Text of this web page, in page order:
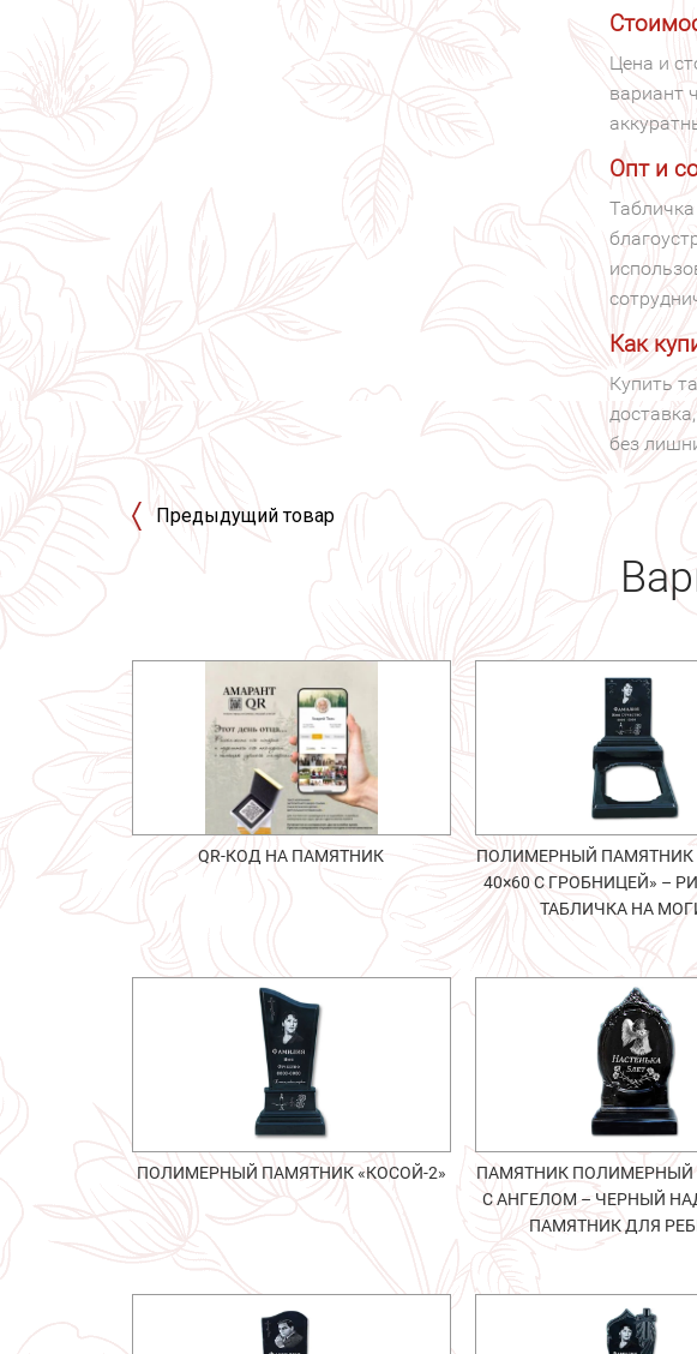
Цена и
вариант
Опт и
Как
Купить
без
Предыдущий товар
QR-КОД НА ПАМЯТНИК
ПОЛИМЕРНЫЙ ПАМЯТНИК
40×60 С ГРОБНИЦЕЙ» –
ТАБЛИЧКА НА
ПОЛИМЕРНЫЙ ПАМЯТНИК «КОСОЙ-2»
ПАМЯТНИК ПОЛИМЕРНЫЙ
С АНГЕЛОМ – ЧЕРНЫЙ
ПАМЯТНИК ДЛЯ